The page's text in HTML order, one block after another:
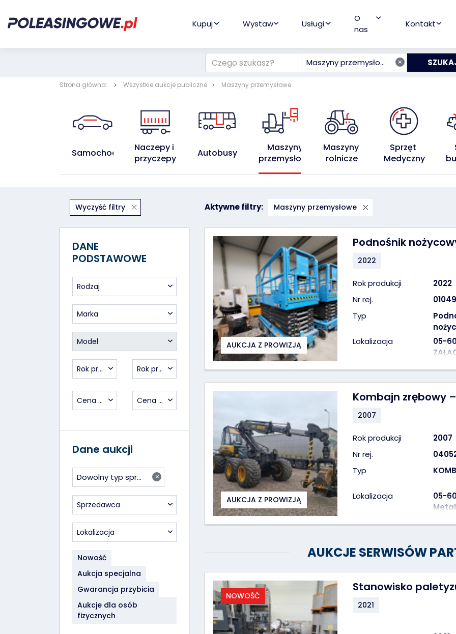
Kupuj Wystaw Usługi
O
nas
Kontakt
×
Maszyny przemysłowe
Strona główna: Wszystkie aukcje publiczne Maszyny przemysłowe
Samochody
Naczepy i
przyczepy
Autobusy
Maszyny
przemysłowe
Maszyny
rolnicze
Sprzęt
Medyczny
Wyczyść filtry Aktywne filtry: Maszyny przemysłowe
DANE
PODSTAWOWE
Rodzaj
Marka
Model
Rok prod. od Rok prod. do
Cena od Cena do
Dane aukcji
×
Dowolny typ sprzedaży
Sprzedawca
Lokalizacja
Nowość
Aukcja specjalna
Gwarancja przybicia
Aukcje dla osób
fizycznych
AUKCJA Z PROWIZJĄ
Podnośnik
2022
Rok produkcji
2022
Nr rej.
Typ
Lokalizacja
05-
AUKCJA Z PROWIZJĄ
Kombajn zrębowy –
2007
Rok produkcji
2007
Nr rej.
Typ
Lokalizacja
05-
AUKCJE SERWISÓW
NOWOŚĆ
Stanowisko
2021